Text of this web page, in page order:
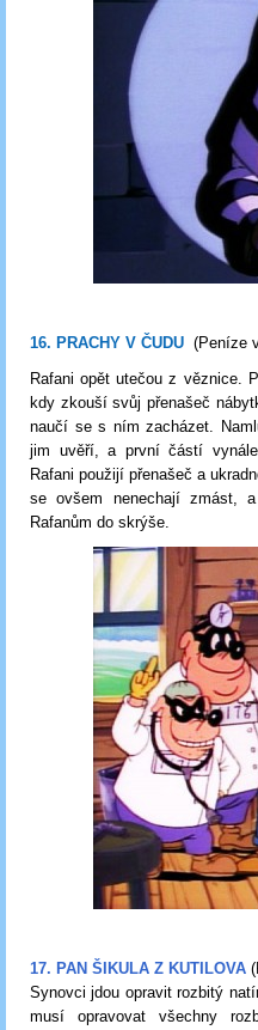
16. PRACHY V ČUDU (Peníze
Rafani opět utečou z věznice.
kdy zkouší svůj přenašeč
naučí se s ním zacházet.
jim uvěří, a první částí
Rafani použijí přenašeč a
se ovšem nenechají zmást,
Rafanům do skrýše.
17. PAN ŠIKULA Z KUTILOVA
Synovci jdou opravit rozbitý
musí opravovat všechny